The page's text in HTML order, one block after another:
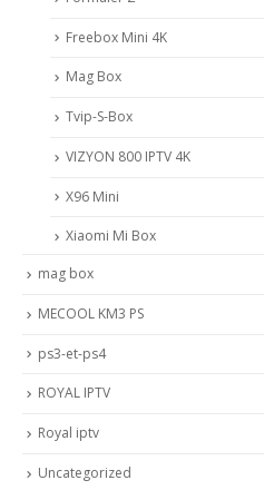
Freebox Mini 4K
Mag Box
Tvip-S-Box
VIZYON 800 IPTV 4K
X96 Mini
Xiaomi Mi Box
mag box
MECOOL KM3 PS
ps3-et-ps4
ROYAL IPTV
Royal iptv
Uncategorized